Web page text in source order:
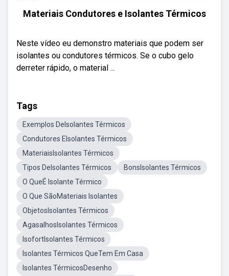
Materiais Condutores e Isolantes Térmicos
Neste vídeo eu demonstro materiais que podem ser
isolantes ou condutores térmicos. Se o cubo gelo
derreter rápido, o material ...
Tags
Exemplos DeIsolantes Térmicos
Condutores EIsolantes Térmicos
MateriaisIsolantes Térmicos
Tipos DeIsolantes Térmicos
BonsIsolantes Térmicos
O QueÉ Isolante Térmico
O Que SãoMateriais Isolantes
ObjetosIsolantes Térmicos
AgasalhosIsolantes Térmicos
IsofortIsolantes Térmicos
Isolantes Térmicos QueTem Em Casa
Isolantes TérmicosDesenho